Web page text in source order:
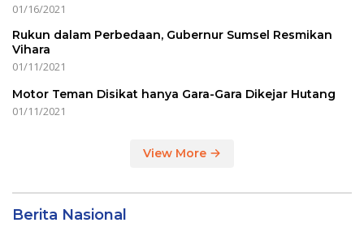
01/16/2021
Rukun dalam Perbedaan, Gubernur Sumsel Resmikan
Vihara
01/11/2021
Motor Teman Disikat hanya Gara-Gara Dikejar Hutang
01/11/2021
View More
Berita Nasional